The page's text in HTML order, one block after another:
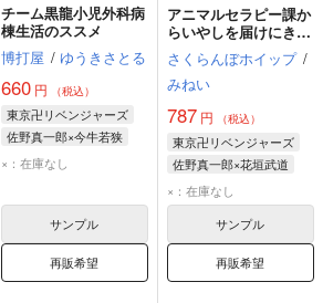
チーム黒龍小児外科病
棟生活のススメ
博打屋 / ゆうきさとる
660 円 （税込）
東京卍リベンジャーズ
佐野真一郎×今牛若狭
花垣武道
×：在庫なし
サンプル
再販希望
アニマルセラピー課か
らいやしを届けにきま
した！
さくらんぼホイップ /
みねい
787円 （税込）
東京卍リベンジャーズ
佐野真一郎×花垣武道
花垣武道
×：在庫なし
サンプル
再販希望